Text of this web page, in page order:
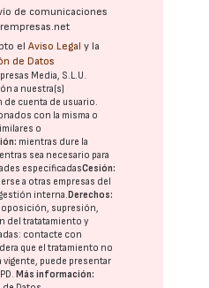
de comunicaciones
elAviso Legal y la
de Datos
Media, S.L.U.
a nuestra(s)
cuenta de usuario.
con la misma o
o
mientras dure la
sea necesario para
especificadasCesión:
a otras empresas del
interna.Derechos:
supresión,
del tratatamiento y
contacte con
que el tratamiento no
vigente, puede presentar
.Más información: